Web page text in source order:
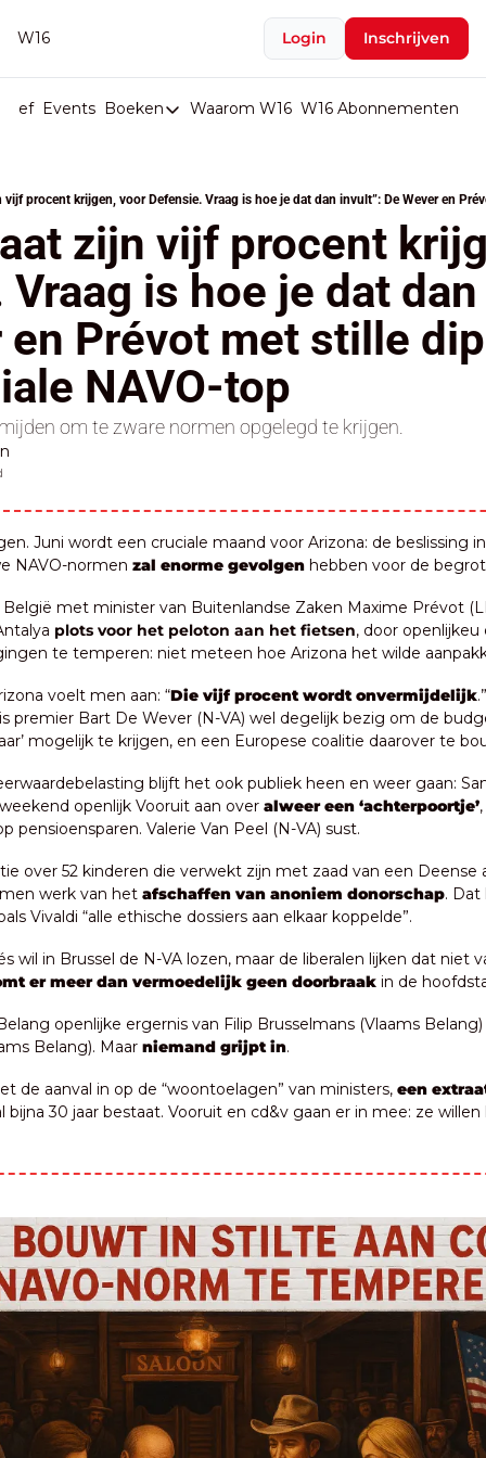
W16 Login Inschrijven
Events Boeken
Boeken
Boeken
Stop de Persen
Het Merk België
De Doodgravers van België
Waarom W16 W16 Abonnementen
zijn vijf procent
is hoe je dat
en Prévot met stille
NAVO-top
om te zware normen opgelegd te krijgen.
Juni wordt een cruciale maand voor Arizona: de beslissing
NAVO-normen zal enorme gevolgen hebben voor de
met minister van Buitenlandse Zaken Maxime Prévot
plots voor het peloton aan het fietsen, door openlijkeu
te temperen: niet meteen hoe Arizona het wilde
voelt men aan: “Die vijf procent wordt onvermijdelijk
premier Bart De Wever (N-VA) wel degelijk bezig om de
mogelijk te krijgen, en een Europese coalitie daarover te
blijft het ook publiek heen en weer gaan:
openlijk Vooruit aan over alweer een ‘achterpoortje’
pensioensparen. Valerie Van Peel (N-VA) sust.
over 52 kinderen die verwekt zijn met zaad van een Deense
werk van het afschaffen van anoniem donorschap. Dat
Vivaldi “alle ethische dossiers aan elkaar koppelde”.
wil in Brussel de N-VA lozen, maar de liberalen lijken dat niet
er meer dan vermoedelijk geen doorbraak in de
openlijke ergernis van Filip Brusselmans (Vlaams
Belang). Maar niemand grijpt in.
de aanval in op de “woontoelagen” van ministers, een
bijna 30 jaar bestaat. Vooruit en cd&v gaan er in mee: ze